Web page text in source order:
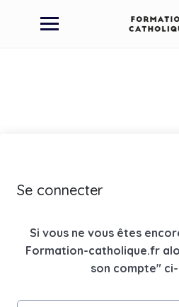
Se connecter
Si vous ne vous êtes
Formation-catholique.fr
son compte"